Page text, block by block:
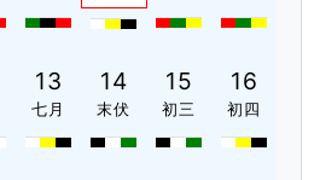
13
七月
14
末伏
15
初三
16
初四